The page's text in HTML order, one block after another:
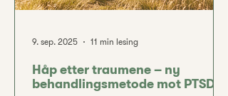
Håp etter traumene – ny
behandlingsmetode mot PTSD
9. sep. 2025 11 min lesing